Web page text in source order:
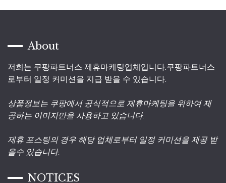
About
저희는 쿠팡파트너스 제휴마케팅업체입니다.쿠팡파트너스
로부터 일정 커미션을 지급 받을 수 있습니다.
상품정보는 쿠팡에서 공식적으로 제휴마케팅을 위하여 제
공하는 이미지만을 사용하고 있습니다.
제휴 포스팅의 경우 해당 업체로부터 일정 커미션을 제공 받
을수 있습니다.
NOTICES